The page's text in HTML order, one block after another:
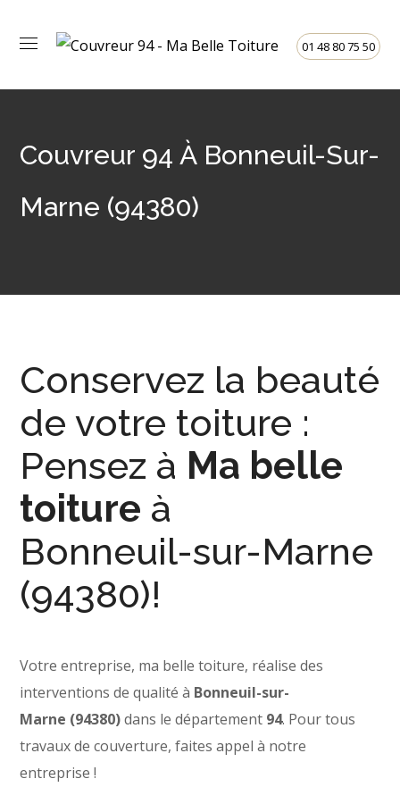
01 48 80 75 50
Couvreur 94 À Bonneuil-Sur-
Marne (94380)
Conservez la beauté
de votre toiture :
Pensez à Ma belle
toiture à
Bonneuil-sur-Marne
(94380)!
Votre entreprise, ma belle toiture, réalise des
interventions de qualité à Bonneuil-sur-
Marne (94380)dans le département 94. Pour tous
travaux de couverture, faites appel à notre
entreprise !